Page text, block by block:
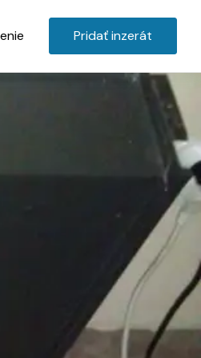
Pridať inzerát